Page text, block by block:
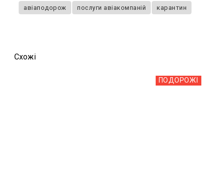
авіаподорож послуги авіакомпаній карантин
Схожi
ПОДОРОЖІ